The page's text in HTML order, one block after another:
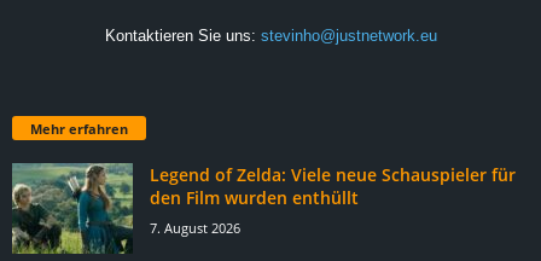
Kontaktieren Sie uns: stevinho@justnetwork.eu
Mehr erfahren
Legend of Zelda: Viele neue Schauspieler für
den Film wurden enthüllt
7. August 2026